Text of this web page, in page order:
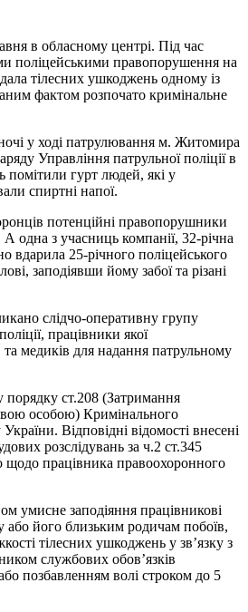
в обласному центрі. Під час
поліцейськими правопорушення на
тілесних ушкоджень одному із
фактом розпочато кримінальне
у ході патрулювання м. Житомира
Управління патрульної поліції в
помітили гурт людей, які у
спиртні напої.
потенційні правопорушники
А одна з учасниць компанії, 32-річна
вдарила 25-річного поліцейського
заподіявши йому забої та різані
слідчо-оперативну групу
працівники якої
медиків для надання патрульному
ст.208 (Затримання
особою) Кримінального
Відповідні відомості внесені
розслідувань за ч.2 ст.345
щодо працівника правоохоронного
умисне заподіяння працівникові
або його близьким родичам побоїв,
тілесних ушкоджень у зв’язку з
службових обов’язків
позбавленням волі строком до 5